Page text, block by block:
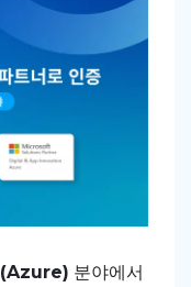
(Azure) 분야에서